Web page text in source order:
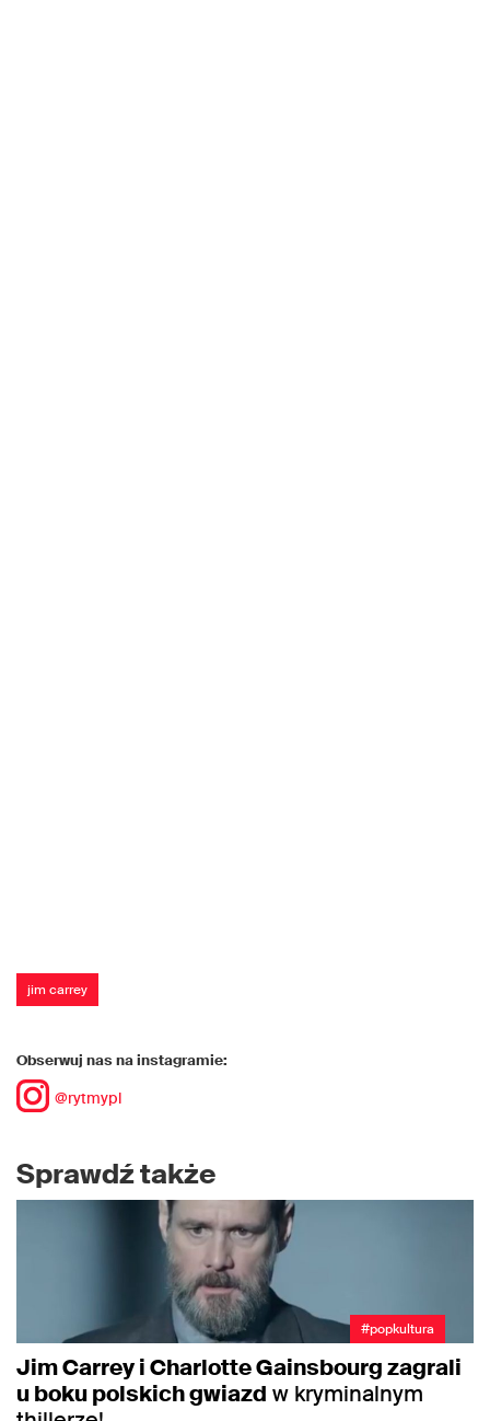
jim carrey
Obserwuj nas na instagramie:
@rytmypl
Sprawdź także
#popkultura
Jim Carrey i Charlotte Gainsbourg zagrali
u boku polskich gwiazd w kryminalnym